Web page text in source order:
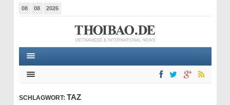
08 08 2026
SCHLAGWORT: TAZ